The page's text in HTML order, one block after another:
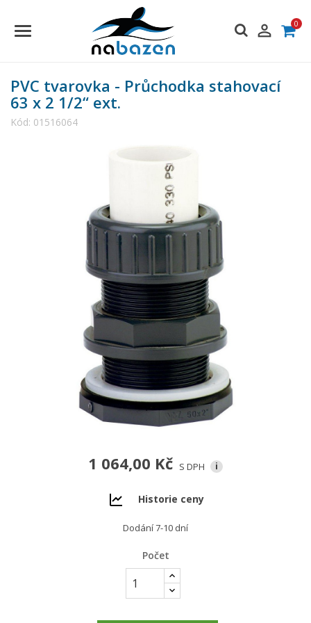
 0
PVC tvarovka - Průchodka stahovací
63 x 2 1/2“ ext.
Kód: 01516064
1 064,00 Kč S DPH i
Historie ceny
Dodání 7-10 dní
Počet